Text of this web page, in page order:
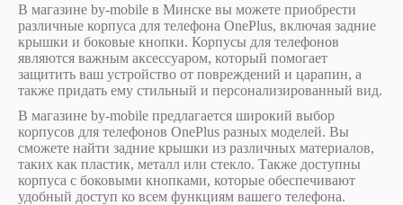
В магазине by-mobile в Минске вы можете приобрести
различные корпуса для телефона OnePlus, включая задние
крышки и боковые кнопки. Корпусы для телефонов
являются важным аксессуаром, который помогает
защитить ваш устройство от повреждений и царапин, а
также придать ему стильный и персонализированный вид.
В магазине by-mobile предлагается широкий выбор
корпусов для телефонов OnePlus разных моделей. Вы
сможете найти задние крышки из различных материалов,
таких как пластик, металл или стекло. Также доступны
корпуса с боковыми кнопками, которые обеспечивают
удобный доступ ко всем функциям вашего телефона.